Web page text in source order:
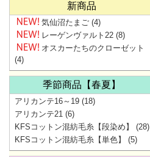
新商品
気仙沼たまご (4)
レーゲンヴァルト22 (8)
オスカーたちのクローゼット
(4)
季節商品【春夏】
アリカンテ16～19 (18)
アリカンテ21 (6)
KFSコットン混紡毛糸【段染め】
(28)
KFSコットン混紡毛糸【単色】
(5)